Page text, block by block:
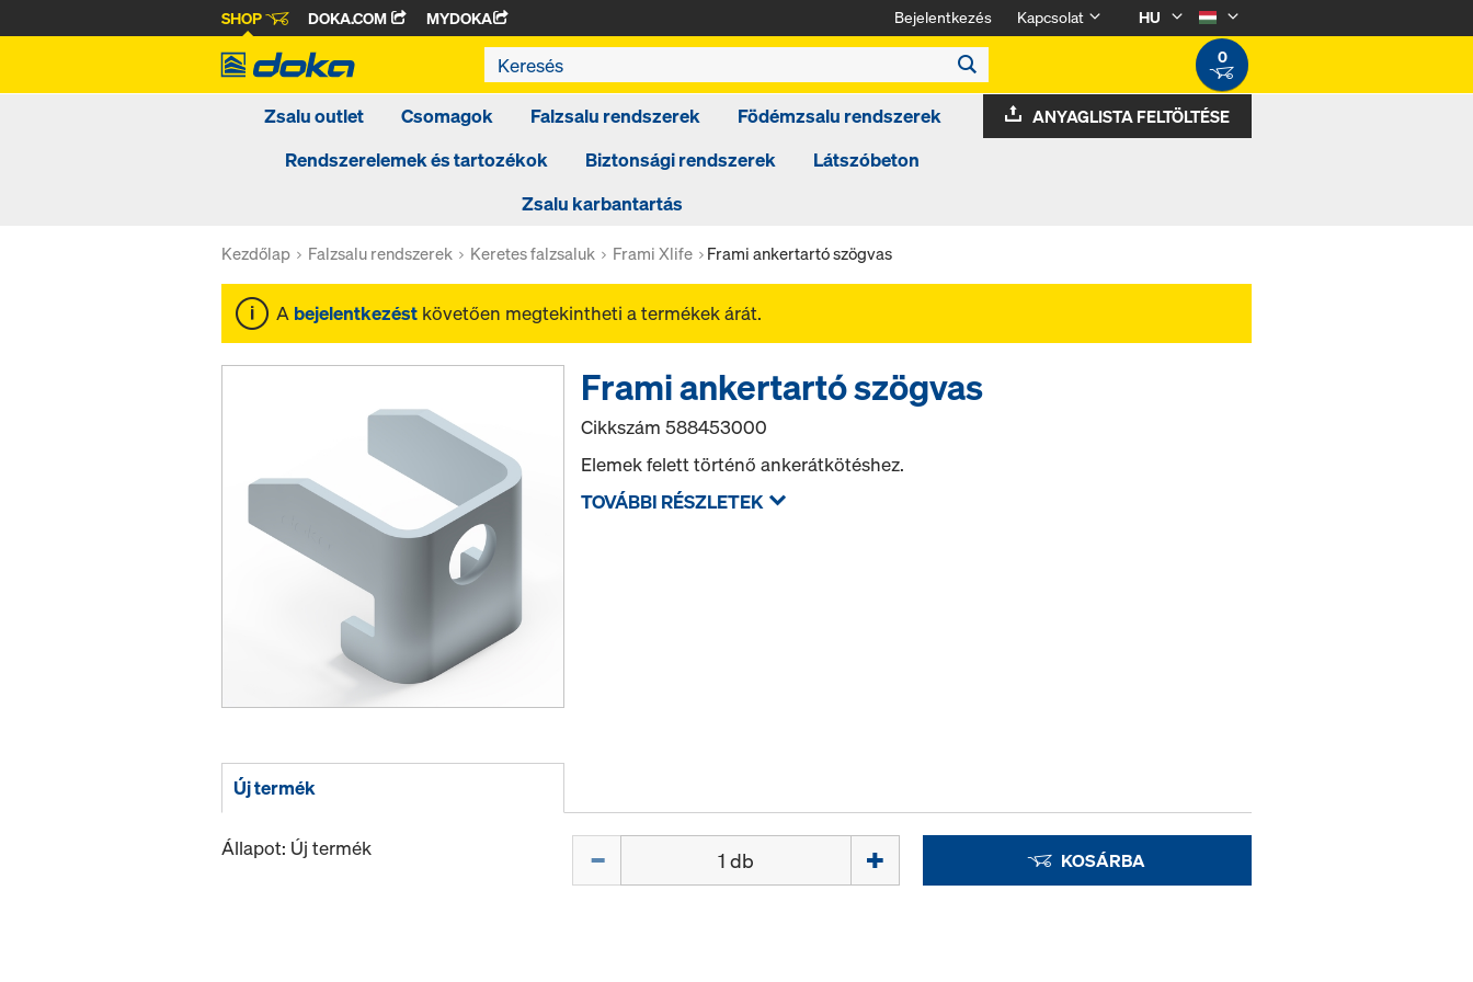
SHOP DOKA.COM MYDOKA Bejelentkezés Kapcsolat
HU
0
Zsalu outlet Csomagok Falzsalu rendszerek
Födémzsalu rendszerek
Rendszerelemek és tartozékok
Biztonsági rendszerek
Látszóbeton
Zsalu karbantartás
ANYAGLISTA FELTÖLTÉSE
Kezdőlap Falzsalu rendszerek Keretes falzsaluk Frami Xlife Frami ankertartó szögvas
A bejelentkezést követően megtekintheti a termékek árát.
Frami ankertartó szögvas
Cikkszám588453000
Elemek felett történő ankerátkötéshez.
TOVÁBBI RÉSZLETEK
Új termék
Állapot: Új termék KOSÁRBA